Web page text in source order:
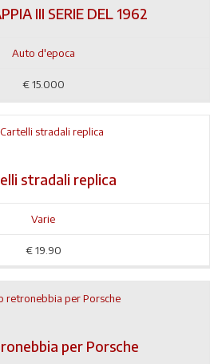
III SERIE DEL 1962
Auto d'epoca
€ 15.000
stradali replica
Varie
€ 19.90
per Porsche